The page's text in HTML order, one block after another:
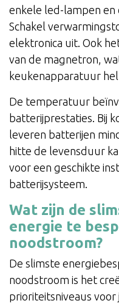
enkele led-lampen en
Schakel
elektronica uit. Ook
van de magnetron,
keukenapparatuur
De temperatuur
batterijprestaties. Bij
leveren batterijen
hitte de levensduur
voor een geschikte
batterijsysteem.
Wat zijn de
energie te
noodstroom?
De slimste
noodstroom is het
prioriteitsniveaus voor